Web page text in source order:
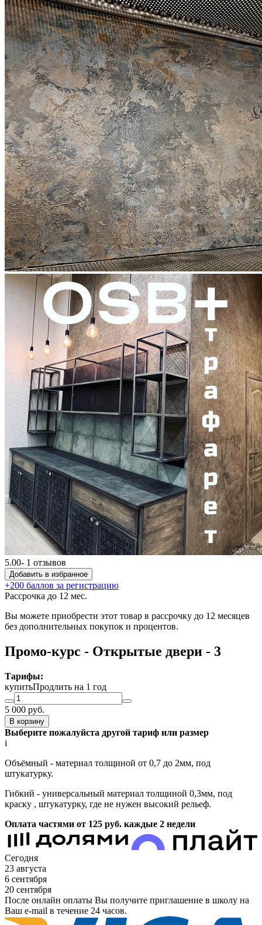
5.00- 1 отзывов
Добавить в избранное
+200 баллов за регистрацию
Рассрочка до 12 мес.
Вы можете приобрести этот товар в рассрочку до 12 месяцев
без дополнительных покупок и процентов.
Промо-курс - Открытые двери - 3
Тарифы:
купитьПродлить на 1 год
5 000 руб.
В корзину
Выберите пожалуйста другой тариф или размер
i
Объёмный - материал толщиной от 0,7 до 2мм, под
штукатурку.
Гибкий - универсальный материал толщиной 0,3мм, под
краску , штукатурку, где не нужен высокий рельеф.
Оплата частями от 125 руб. каждые 2 недели
Сегодня
23 августа
6 сентября
20 сентября
После онлайн оплаты Вы получите приглашение в школу на
Ваш e-mail в течение 24 часов.